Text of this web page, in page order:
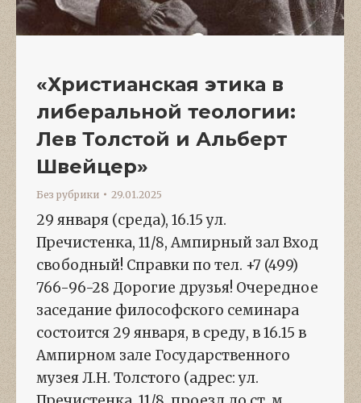
«Христианская этика в
либеральной теологии:
Лев Толстой и Альберт
Швейцер»
Без рубрики 29.01.2025
29 января (среда), 16.15 ул.
Пречистенка, 11/8, Ампирный зал Вход
свободный! Справки по тел. +7 (499)
766-96-28 Дорогие друзья! Очередное
заседание философского семинара
состоится 29 января, в среду, в 16.15 в
Ампирном зале Государственного
музея Л.Н. Толстого (адрес: ул.